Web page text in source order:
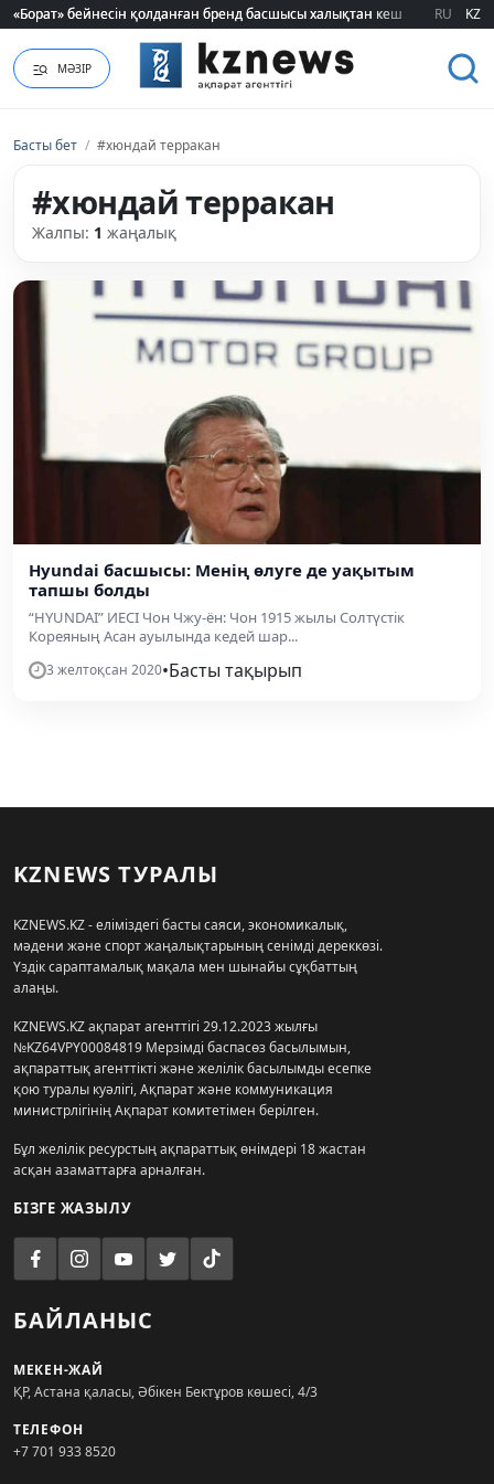
«Борат» бейнесін қолданған бренд басшысы халықтан кешірім сұрады
«Борат» бейнесін қолданған бренд басшысы халықтан кешірім сұрады
RU KZ
МӘЗІР
Басты бет / #хюндай терракан
#хюндай терракан
Жалпы: 1 жаңалық
Hyundai басшысы: Менің өлуге де уақытым
тапшы болды
“HYUNDAI” ИЕСІ Чон Чжу-ён: Чон 1915 жылы Солтүстік
Кореяның Асан ауылында кедей шар...
3 желтоқсан 2020•Басты тақырып
KZNEWS ТУРАЛЫ
KZNEWS.KZ - еліміздегі басты саяси, экономикалық,
мәдени және спорт жаңалықтарының сенімді дереккөзі.
Үздік сараптамалық мақала мен шынайы сұқбаттың
алаңы.
KZNEWS.KZ ақпарат агенттігі 29.12.2023 жылғы
№KZ64VPY00084819 Мерзімді баспасөз басылымын,
ақпараттық агенттікті және желілік басылымды есепке
қою туралы куәлігі, Ақпарат және коммуникация
министрлігінің Ақпарат комитетімен берілген.
Бұл желілік ресурстың ақпараттық өнімдері 18 жастан
асқан азаматтарға арналған.
БІЗГЕ ЖАЗЫЛУ
БАЙЛАНЫС
МЕКЕН-ЖАЙ
ҚР, Астана қаласы, Әбікен Бектұров көшесі, 4/3
ТЕЛЕФОН
+7 701 933 8520